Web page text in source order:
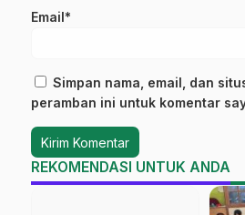
Email*
Simpan nama, email, dan
peramban ini untuk komentar
REKOMENDASI UNTUK ANDA